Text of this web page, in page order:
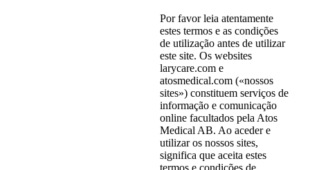
Por favor leia atentamente
estes termos e as condições
de utilização antes de utilizar
este site. Os websites
larycare.com e
atosmedical.com («nossos
sites») constituem serviços de
informação e comunicação
online facultados pela Atos
Medical AB. Ao aceder e
utilizar os nossos sites,
significa que aceita estes
termos e condições de